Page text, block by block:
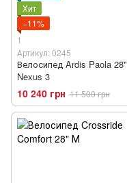
Хит
−11%
1
Артикул: 0245
Велосипед Ardis Paola 28"
Nexus 3
10 240 грн 11 500 грн